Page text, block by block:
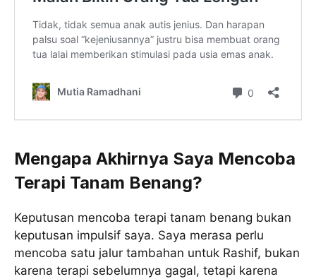
Mengapa Akhirnya Saya Mencoba
Terapi Tanam Benang?
Keputusan mencoba terapi tanam benang bukan
keputusan impulsif saya. Saya merasa perlu
mencoba satu jalur tambahan untuk Rashif, bukan
karena terapi sebelumnya gagal, tetapi karena